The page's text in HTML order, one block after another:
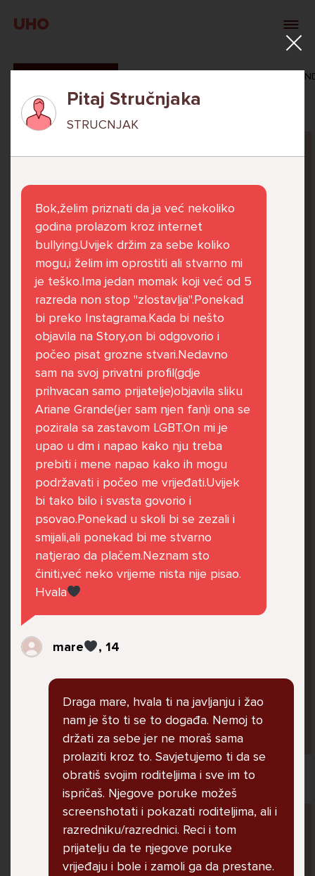
UHO
VERONIKA
Već 6 godina u školi nekoliko cura iz mog
razreda me izbacuju iz zajedničkih aktivnosti
te me iskorištavaju. Dečki iz mojeg razreda mi
govore da sam glupača te me preko discorda
vrijeđaju jer sam niska te mi govore da se
ubijem. Prije mjesec dana su me istukli kod
parka iz čistog mira dok sam prolazila sa
svojim susjedama i malim psom. Stalno u
krevet idem plačući. Nesvjesno te zbog
ljutnje sam se počela tući po nogama no
prestala sam jer me važna osoba potaknula
na to. Prije toga svega nakon nekoliko godina
prijateljstva ostavila me najbolja prijateljica
nisam htjela ići u školu jer me to sve jako
pogodilo. Cyber bulyala me preko snapchata
i drugih drugih društvenih mreža. Sad opet
razgovaramo no jako teško. Stalno provodim
vrijeme učeći ili trenirajući moje pse jako sam
razgovaram s mamom no ne želim joj sve reći
jer me ne shvaća. Ponekad želim skočiti sa
balkona svoje kuće. Neznam što da više
radim.
Lana, 12
Pitaj Stručnjaka
STRUCNJAK
Pitaj Stručnjaka
STRUCNJAK
Bok,želim priznati da ja već nekoliko
godina prolazom kroz internet
bullying.Uvijek držim za sebe koliko
mogu,i želim im oprostiti ali stvarno mi
je teško.Ima jedan momak koji već od 5
razreda non stop "zlostavlja".Ponekad
bi preko Instagrama.Kada bi nešto
objavila na Story,on bi odgovorio i
počeo pisat grozne stvari.Nedavno
sam na svoj privatni profil(gdje
prihvacan samo prijatelje)objavila sliku
Ariane Grande(jer sam njen fan)i ona se
pozirala sa zastavom LGBT.On mi je
upao u dm i napao kako nju treba
prebiti i mene napao kako ih mogu
podržavati i počeo me vrijeđati.Uvijek
bi tako bilo i svasta govorio i
psovao.Ponekad u skoli bi se zezali i
smijali,ali ponekad bi me stvarno
natjerao da plačem.Neznam sto
činiti,već neko vrijeme nista nije pisao.
Hvala
mare , 14
Draga mare, hvala ti na javljanju i žao
nam je što ti se to događa. Nemoj to
držati za sebe jer ne moraš sama
prolaziti kroz to. Savjetujemo ti da se
obratiš svojim roditeljima i sve im to
ispričaš. Njegove poruke možeš
screenshotati i pokazati roditeljima, ali i
razredniku/razrednici. Reci i tom
prijatelju da te njegove poruke
vrijeđaju i bole i zamoli ga da prestane.